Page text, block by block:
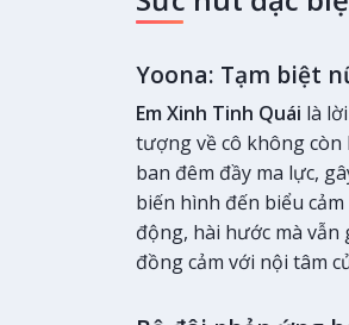
Yoona: Tạm biệt
Em Xinh Tinh Quái là
tượng về cô không còn
ban đêm đầy ma lực,
biến hình đến biểu
động, hài hước mà
đồng cảm với nội tâm